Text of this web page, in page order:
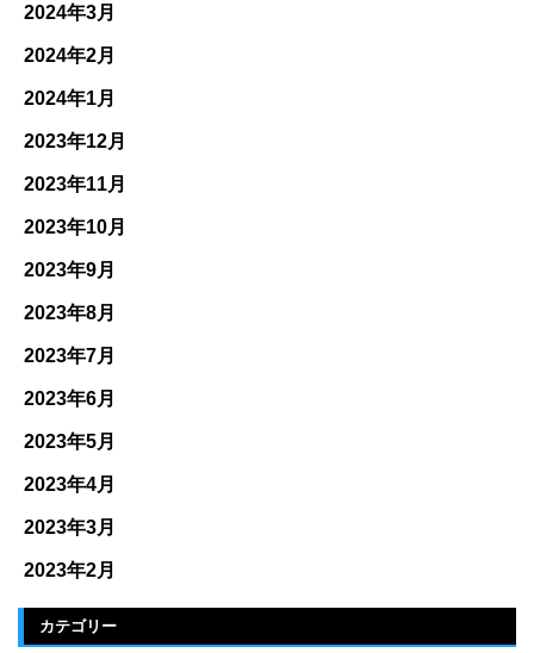
2024年3月
2024年2月
2024年1月
2023年12月
2023年11月
2023年10月
2023年9月
2023年8月
2023年7月
2023年6月
2023年5月
2023年4月
2023年3月
2023年2月
カテゴリー